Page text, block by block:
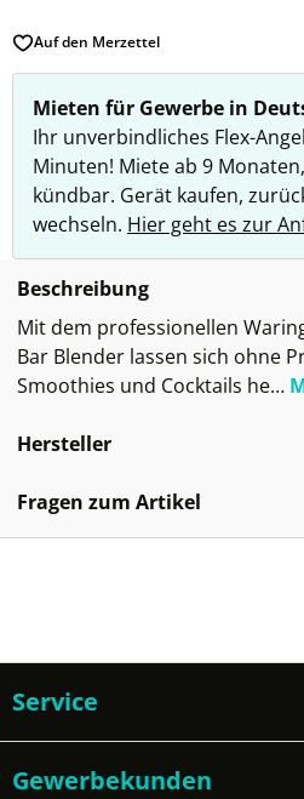
Auf den Merzettel
Mieten für Gewerbe in
Ihr unverbindliches Flex-
Minuten! Miete ab 9
kündbar. Gerät kaufen,
wechseln. Hier geht es zur
Beschreibung
Mit dem professionellen
Bar Blender lassen sich ohne
Smoothies und Cocktails he…
Hersteller
Fragen zum Artikel
Service
Gewerbekunden